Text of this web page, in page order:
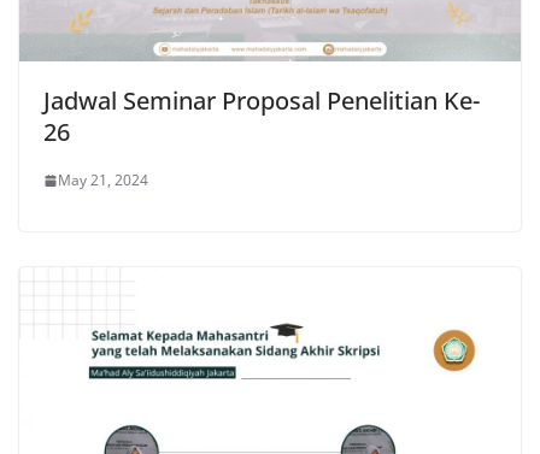
Jadwal Seminar Proposal Penelitian Ke-
26
May 21, 2024